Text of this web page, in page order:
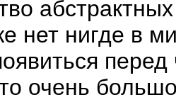
нет нигде в
очень